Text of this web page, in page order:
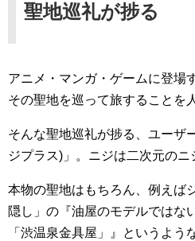
聖地巡礼が捗る
アニメ・マンガ・ゲームに登場
その聖地を巡って旅することを
そんな聖地巡礼が捗る、ユーザ
ジプラス)」。ニジは二次元のニ
本物の聖地はもちろん、例えば
隠し」の『油屋のモデルではな
「渋温泉金具屋」』というよう